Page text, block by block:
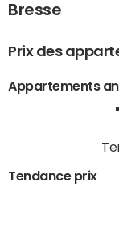
Bresse
Prix des
Appartements
Tendance prix